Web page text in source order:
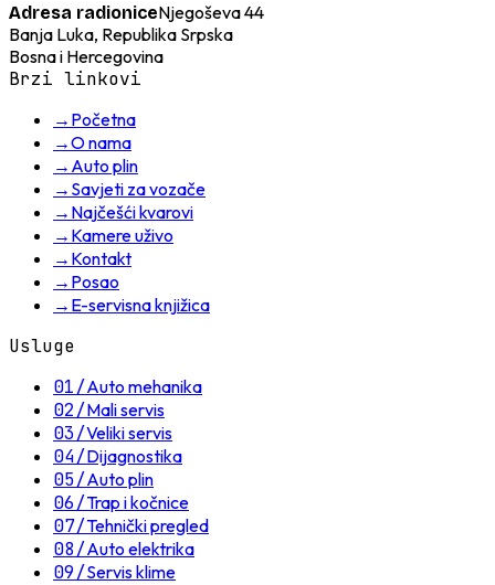
Adresa radioniceNjegoševa 44
Banja Luka, Republika Srpska
Bosna i Hercegovina
Brzi linkovi
→ Početna
→O nama
→ Auto plin
→ Savjeti za vozače
→ Najčešći kvarovi
→ Kamere uživo
→ Kontakt
→ Posao
→ E-servisna knjižica
Usluge
01/Auto mehanika
02/Mali servis
03/Veliki servis
04/Dijagnostika
05/Auto plin
06/Trap i kočnice
07/Tehnički pregled
08/Auto elektrika
09/Servis klime